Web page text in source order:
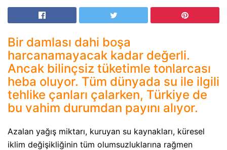
Bir damlası dahi boşa
harcanamayacak kadar değerli.
Ancak bilinçsiz tüketimle tonlarcası
heba oluyor. Tüm dünyada su ile ilgili
tehlike çanları çalarken, Türkiye de
bu vahim durumdan payını alıyor.
Azalan yağış miktarı, kuruyan su kaynakları, küresel
iklim değişikliğinin tüm olumsuzluklarına rağmen